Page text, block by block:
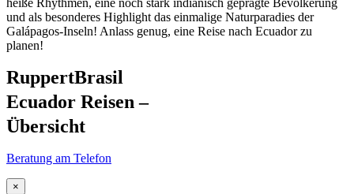
heiße Rhythmen, eine noch stark indianisch geprägte Bevölkerung
und als besonderes Highlight das einmalige Naturparadies der
Galápagos-Inseln! Anlass genug, eine Reise nach Ecuador zu
planen!
RuppertBrasil
Ecuador Reisen –
Übersicht
Beratung am Telefon
×